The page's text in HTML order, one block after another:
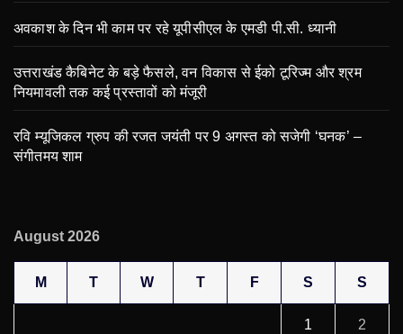
अवकाश के दिन भी काम पर रहे यूपीसीएल के एमडी पी.सी. ध्यानी
उत्तराखंड कैबिनेट के बड़े फैसले, वन विकास से ईको टूरिज्म और श्रम
नियमावली तक कई प्रस्तावों को मंजूरी
रवि म्यूजिकल ग्रुप की रजत जयंती पर 9 अगस्त को सजेगी ‘घनक’ –
संगीतमय शाम
August 2026
M T W T F S S
1 2